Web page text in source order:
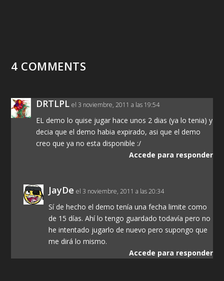
4 COMMENTS
DRTLPL el 3 noviembre, 2011 a las 19:54
EL demo lo quise jugar hace unos 2 dias (ya lo tenia) y
decia que el demo habia expirado, asi que el demo
creo que ya no esta disponible :/
Accede para responder
JayDe el 3 noviembre, 2011 a las 20:34
Sí de hecho el demo tenía una fecha limite como
de 15 días. Ahí lo tengo guardado todavía pero no
he intentado jugarlo de nuevo pero supongo que
me dirá lo mismo.
Accede para responder